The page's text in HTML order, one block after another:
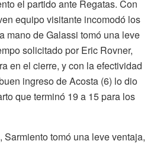
el partido ante Regatas. Con
equipo visitante incomodó los
mano de Galassi tomó una leve
solicitado por Eric Rovner,
en el cierre, y con la efectividad
ingreso de Acosta (6) lo dio
que terminó 19 a 15 para los
tomó una leve ventaja,